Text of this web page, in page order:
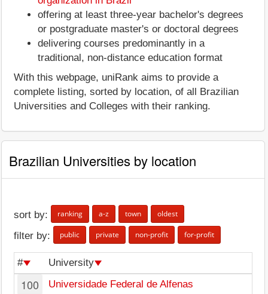
offering at least three-year bachelor's degrees
or postgraduate master's or doctoral degrees
delivering courses predominantly in a
traditional, non-distance education format
With this webpage, uniRank aims to provide a
complete listing, sorted by location, of all Brazilian
Universities and Colleges with their ranking.
Brazilian Universities by location
sort by: ranking a-z town oldest
filter by: public private non-profit for-profit
# University
100 Universidade Federal de Alfenas